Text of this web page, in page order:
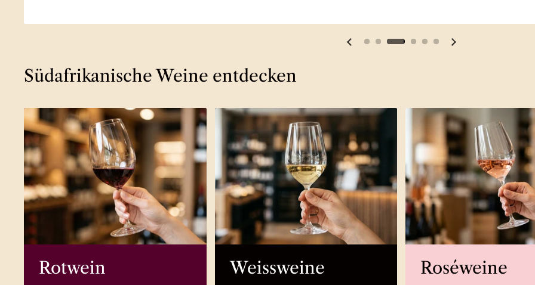
Vorherige Folie Nächste Folie
Südafrikanische Weine entdecken
Rotwein Weissweine Roséweine